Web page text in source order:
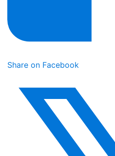
Share on Facebook